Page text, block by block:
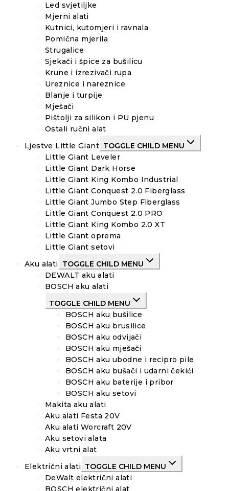
Led svjetiljke
Mjerni alati
Kutnici, kutomjeri i ravnala
Pomična mjerila
Strugalice
Sjekači i špice za bušilicu
Krune i izrezivači rupa
Ureznice i nareznice
Blanje i turpije
Mješači
Pištolji za silikon i PU pjenu
Ostali ručni alat
Ljestve Little Giant TOGGLE CHILD MENU
Little Giant Leveler
Little Giant Dark Horse
Little Giant King Kombo Industrial
Little Giant Conquest 2.0 Fiberglass
Little Giant Jumbo Step Fiberglass
Little Giant Conquest 2.0 PRO
Little Giant King Kombo 2.0 XT
Little Giant oprema
Little Giant setovi
Aku alati TOGGLE CHILD MENU
DEWALT aku alati
BOSCH aku alati
TOGGLE CHILD MENU
BOSCH aku bušilice
BOSCH aku brusilice
BOSCH aku odvijači
BOSCH aku mješači
BOSCH aku ubodne i recipro pile
BOSCH aku bušači i udarni čekići
BOSCH aku baterije i pribor
BOSCH aku setovi
Makita aku alati
Aku alati Festa 20V
Aku alati Worcraft 20V
Aku setovi alata
Aku vrtni alat
Električni alati TOGGLE CHILD MENU
DeWalt električni alati
BOSCH električni alat